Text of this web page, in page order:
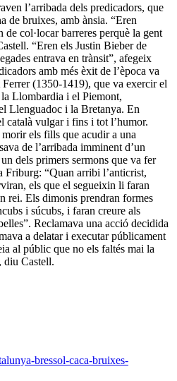
l’arribada dels predicadors, que
de bruixes, amb ànsia. “Eren
col·locar barreres perquè la gent
“Eren els Justin Bieber de
entrava en trànsit”, afegeix
amb més èxit de l’època va
(1350-1419), que va exercir el
Llombardia i el Piemont,
Llenguadoc i la Bretanya. En
català vulgar i fins i tot l’humor.
els fills que acudir a una
de l’arribada imminent d’un
dels primers sermons que va fer
Friburg: “Quan arribi l’anticrist,
els que el segueixin li faran
rei. Els dimonis prendran formes
i súcubs, i faran creure als
Reclamava una acció decidida
a delatar i executar públicament
al públic que no els faltés mai la
diu Castell.
bressol-caca-bruixes-